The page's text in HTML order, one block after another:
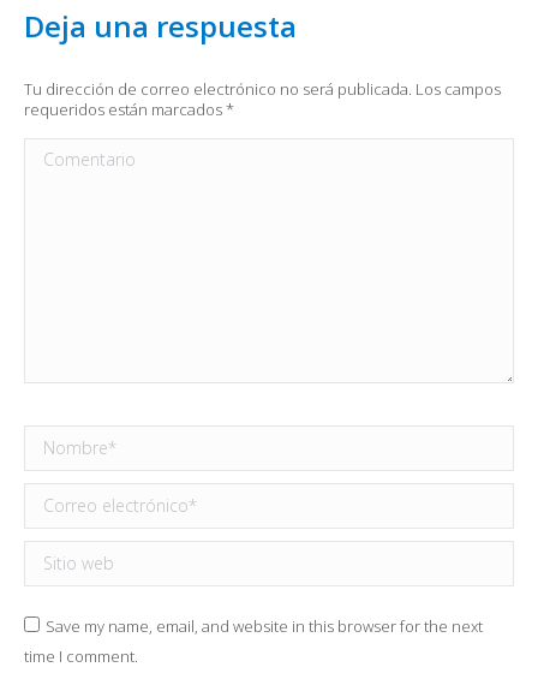
Deja una respuesta
Tu dirección de correo electrónico no será publicada. Los campos
requeridos están marcados*
Comentario
Nombre *
Correo electrónico *
Sitio web
Save my name, email, and website in this browser for the next
time I comment.